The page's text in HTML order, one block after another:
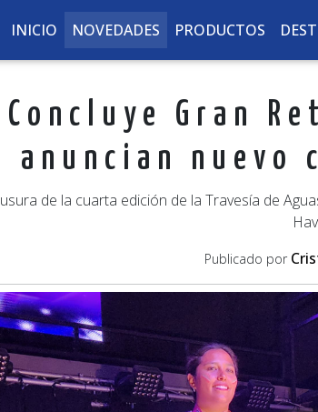
INICIO NOVEDADES PRODUCTOS
Concluye Gran
anuncian nuevo
de la cuarta edición de la Travesía de
Publicado por